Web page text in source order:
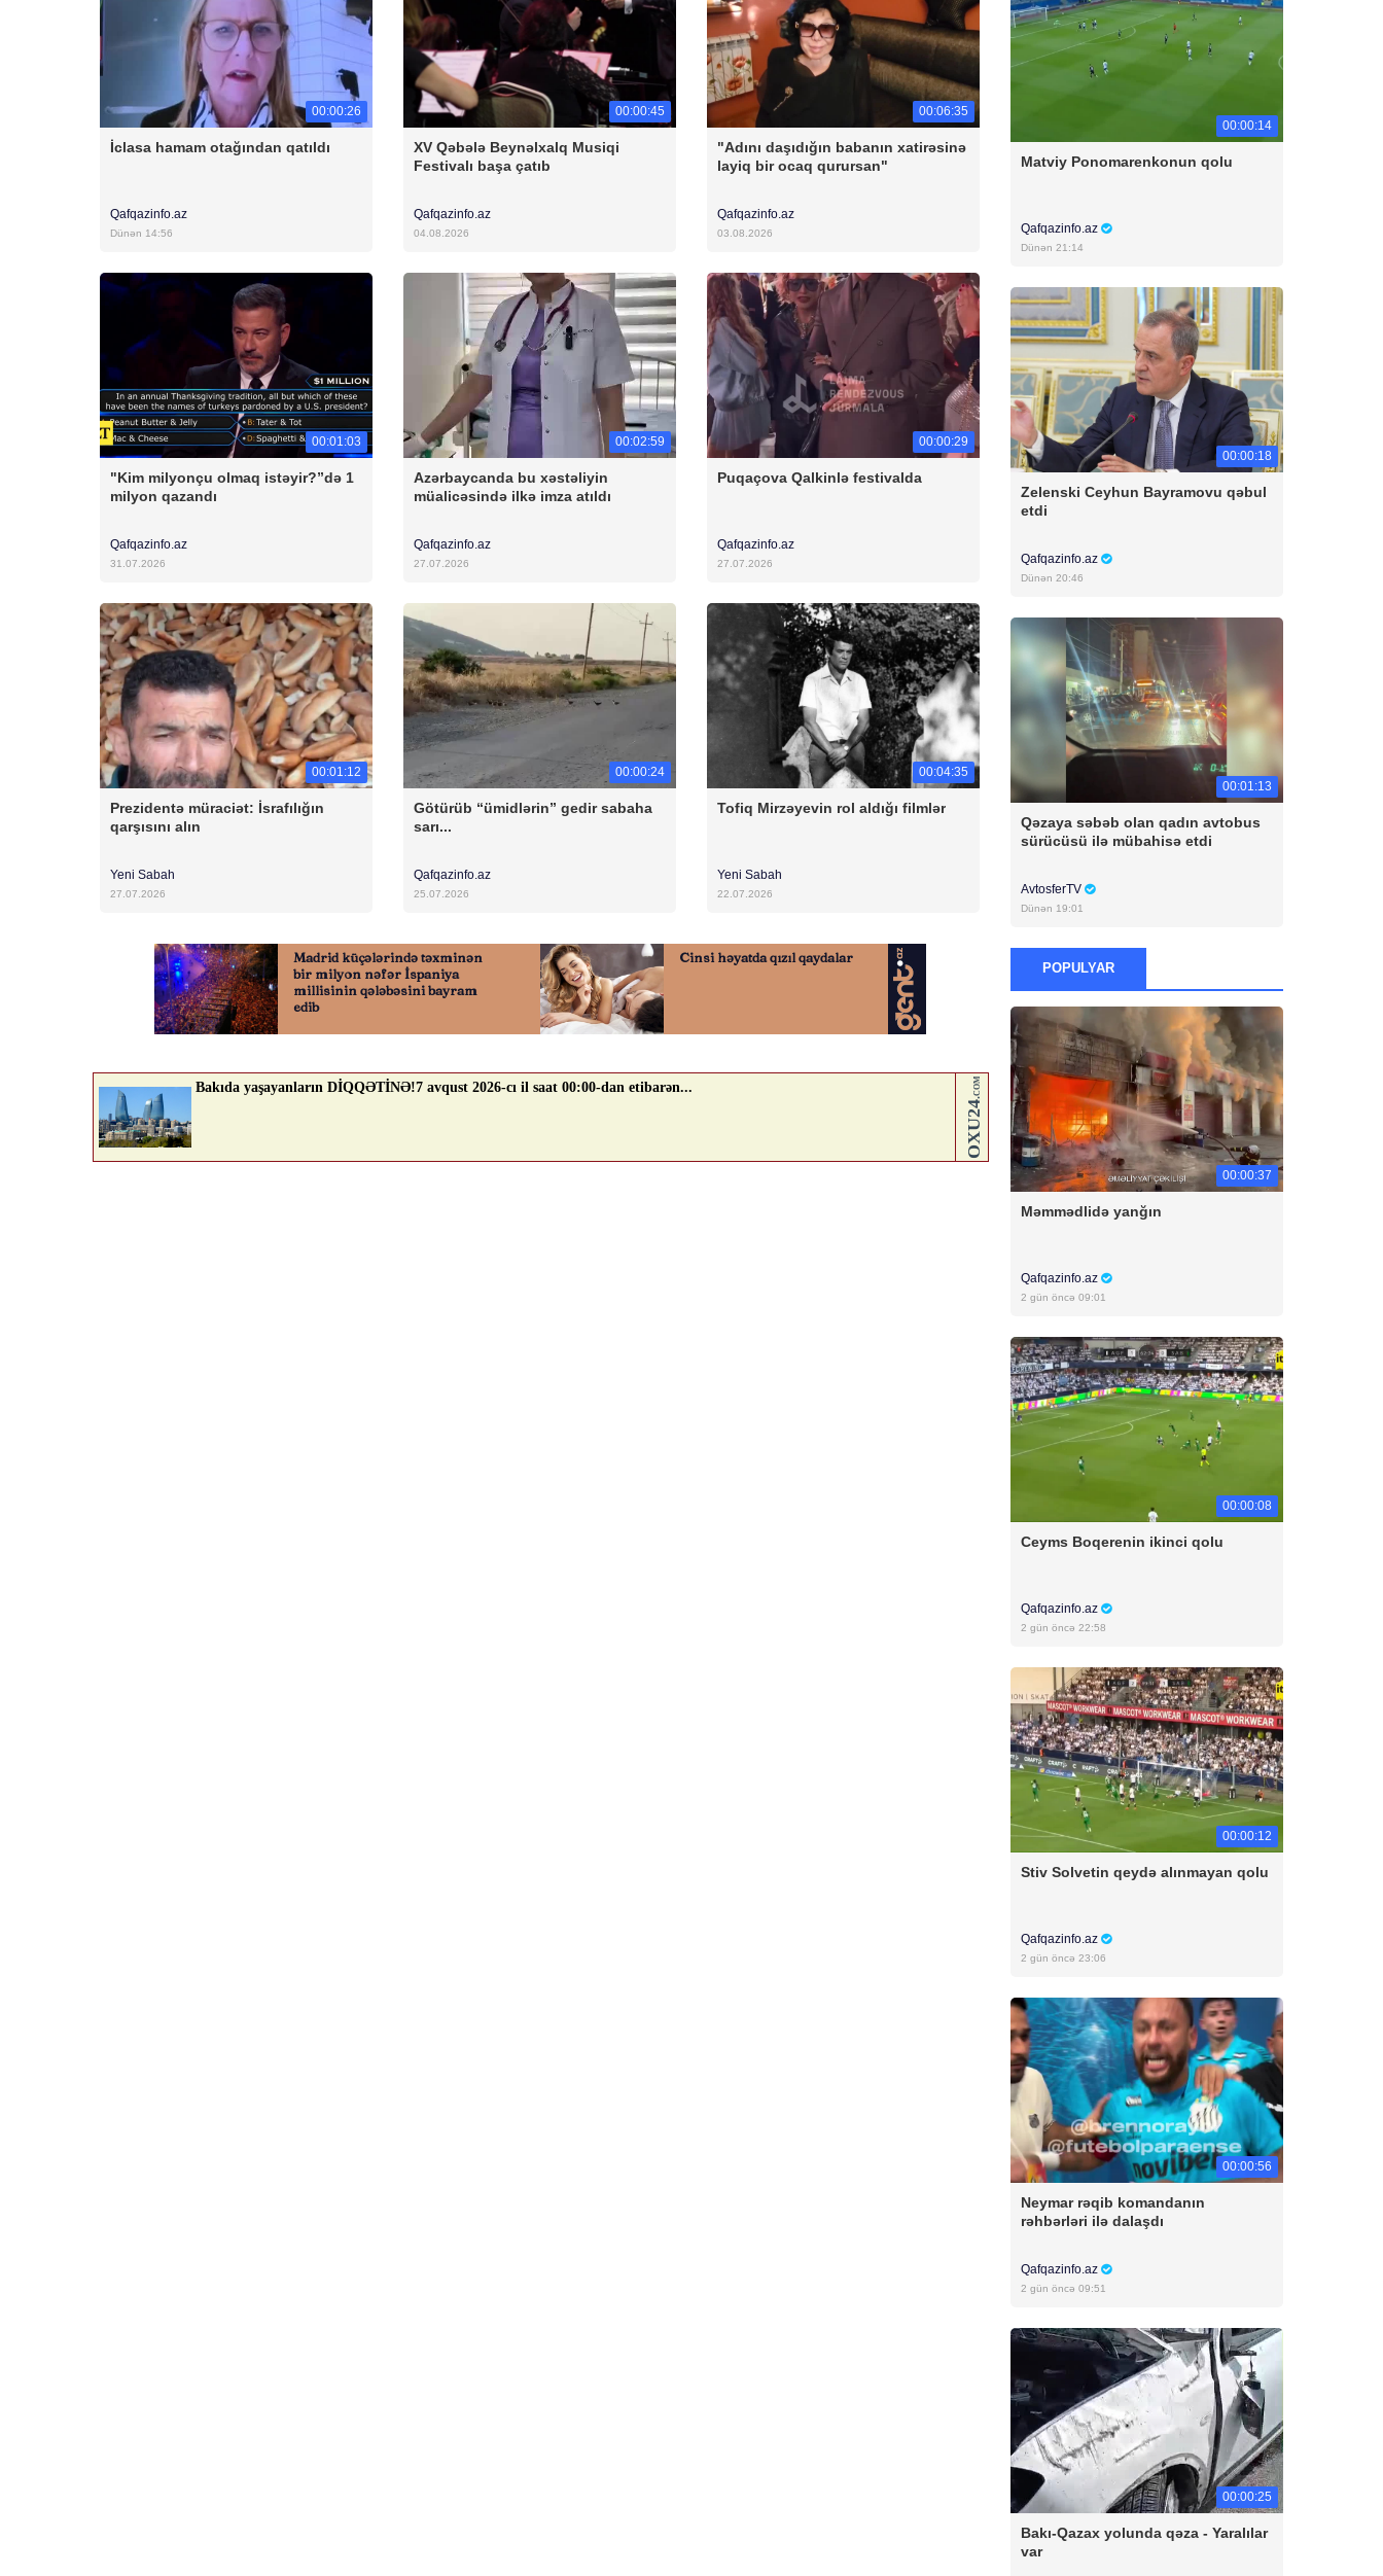
00:00:26
İclasa hamam otağından qatıldı
Qafqazinfo.az
Dünən 14:56
00:00:45
XV Qəbələ Beynəlxalq Musiqi
Festivalı başa çatıb
Qafqazinfo.az
04.08.2026
00:06:35
"Adını daşıdığın babanın xatirəsinə
layiq bir ocaq qurursan"
Qafqazinfo.az
03.08.2026
00:01:03
"Kim milyonçu olmaq istəyir?”də 1
milyon qazandı
Qafqazinfo.az
31.07.2026
00:02:59
Azərbaycanda bu xəstəliyin
müalicəsində ilkə imza atıldı
Qafqazinfo.az
27.07.2026
00:00:29
Puqaçova Qalkinlə festivalda
Qafqazinfo.az
27.07.2026
00:01:12
Prezidentə müraciət: İsrafılığın
qarşısını alın
Yeni Sabah
27.07.2026
00:00:24
Götürüb “ümidlərin” gedir sabaha
sarı...
Qafqazinfo.az
25.07.2026
00:04:35
Tofiq Mirzəyevin rol aldığı filmlər
Yeni Sabah
22.07.2026
00:00:14
Matviy Ponomarenkonun qolu
Qafqazinfo.az
Dünən 21:14
00:00:18
Zelenski Ceyhun Bayramovu qəbul
etdi
Qafqazinfo.az
Dünən 20:46
00:01:13
Qəzaya səbəb olan qadın avtobus
sürücüsü ilə mübahisə etdi
AvtosferTV
Dünən 19:01
POPULYAR
00:00:37
Məmmədlidə yanğın
Qafqazinfo.az
2 gün öncə 09:01
00:00:08
Ceyms Boqerenin ikinci qolu
Qafqazinfo.az
2 gün öncə 22:58
00:00:12
Stiv Solvetin qeydə alınmayan qolu
Qafqazinfo.az
2 gün öncə 23:06
00:00:56
Neymar rəqib komandanın
rəhbərləri ilə dalaşdı
Qafqazinfo.az
2 gün öncə 09:51
00:00:25
Bakı-Qazax yolunda qəza - Yaralılar
var